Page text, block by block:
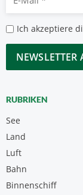
Mail
*
*
Ich akzeptiere
CAPTCHA
RUBRIKEN
See
Land
Luft
Bahn
Binnenschiff